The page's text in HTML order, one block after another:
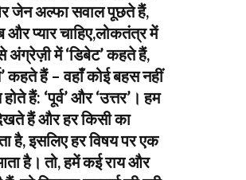
जेन अल्फा सवाल पूछते हैं,
और प्यार चाहिए,लोकतंत्र में
अंग्रेज़ी में ‘डिबेट’ कहते हैं,
कहते हैं – वहाँ कोई बहस नहीं
होते हैं: ‘पूर्व’ और ‘उत्तर’। हम
हैं और हर किसी का
है, इसलिए हर विषय पर एक
है। तो, हमें कई राय और